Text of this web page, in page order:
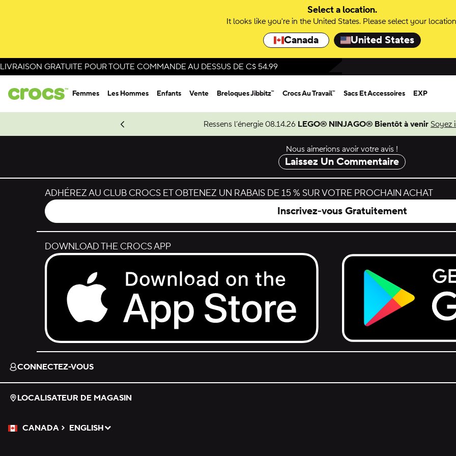
Select a location.
It looks like you're in the United States. Please select your
Canada United States
LIVRAISON GRATUITE POUR TOUTE COMMANDE AU DESSUS DE C$ 54.99
Femmes Les Hommes Enfants Vente Breloques Jibbitz™ Crocs Au Travail™ Sacs Et Accessoires EXP
Ressens l’énergie 08.14.26 LEGO® NINJAGO® Bientôt à venir Soyez
Magasinez Spider-Man
Nous aimerions avoir votre avis !
Laissez Un Commentaire
ADHÉREZ AU CLUB CROCS ET OBTENEZ UN RABAIS DE 15 % SUR VOTRE PROCHAIN ACHAT
Inscrivez-vous Gratuitement
DOWNLOAD THE CROCS APP
Download on the App Store.
Get it on Google Play.
CONNECTEZ-VOUS
LOCALISATEUR DE MAGASIN
CANADA
Veuillez sélectionner une langue
ENGLISH
Sélectionné